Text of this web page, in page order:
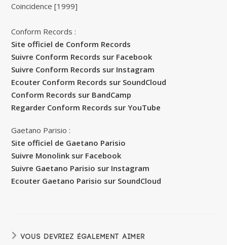
Coincidence [1999]
Conform Records :
Site officiel de Conform Records
Suivre Conform Records sur Facebook
Suivre Conform Records sur Instagram
Ecouter Conform Records sur SoundCloud
Conform Records sur BandCamp
Regarder Conform Records sur YouTube
Gaetano Parisio :
Site officiel de Gaetano Parisio
Suivre Monolink sur Facebook
Suivre Gaetano Parisio sur Instagram
Ecouter Gaetano Parisio sur SoundCloud
VOUS DEVRIEZ ÉGALEMENT AIMER